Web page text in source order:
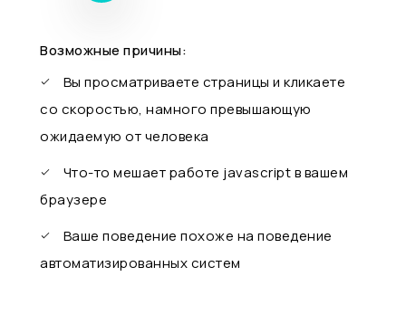
Возможные причины:
Вы просматриваете страницы и кликаете
со скоростью, намного превышающую
ожидаемую от человека
Что-то мешает работе javascript в вашем
браузере
Ваше поведение похоже на поведение
автоматизированных систем